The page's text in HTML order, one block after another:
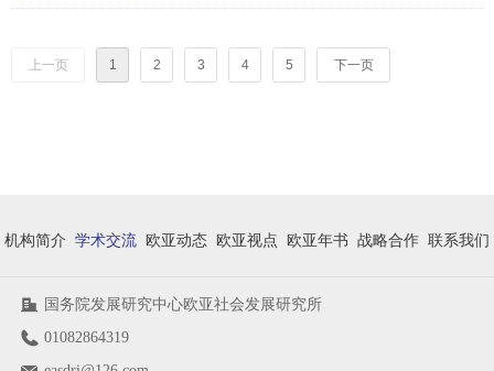
上一页 1 2 3 4 5 下一页
机构简介 学术交流 欧亚动态 欧亚视点 欧亚年书 战略合作 联系我们
国务院发展研究中心欧亚社会发展研究所
01082864319